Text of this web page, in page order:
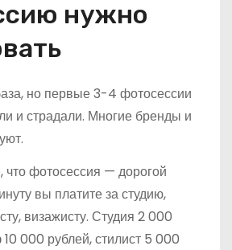
нужно
но первые 3-4 фотосессии
и страдали. Многие бренды и
что фотосессия — дорогой
вы платите за студию,
визажисту. Студия 2 000
000 рублей, стилист 5 000